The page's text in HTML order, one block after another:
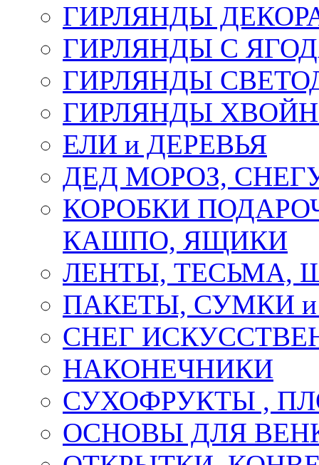
ГИРЛЯНДЫ
ГИРЛЯНДЫ С
ГИРЛЯНДЫ
ГИРЛЯНДЫ
ЕЛИ и ДЕРЕВЬЯ
ДЕД МОРОЗ,
КОРОБКИ
КАШПО, ЯЩИКИ
ЛЕНТЫ, ТЕСЬМА,
ПАКЕТЫ, СУМКИ
СНЕГ
НАКОНЕЧНИКИ
СУХОФРУКТЫ ,
ОСНОВЫ ДЛЯ